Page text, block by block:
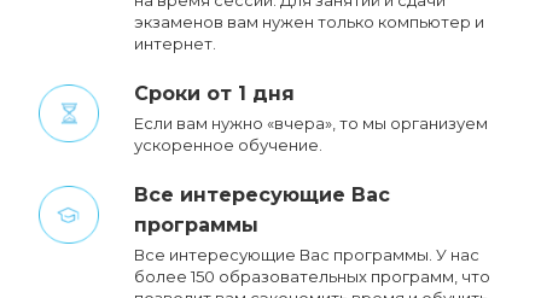
экзаменов вам нужен только компьютер и
интернет.
Сроки от 1 дня
Если вам нужно «вчера», то мы организуем
ускоренное обучение.
Все интересующие Вас
программы
Все интересующие Вас программы. У нас
более 150 образовательных программ, что